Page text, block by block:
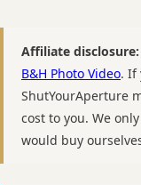
Affiliate disclosure:
B&H Photo Video. If
ShutYourAperture
cost to you. We
would buy